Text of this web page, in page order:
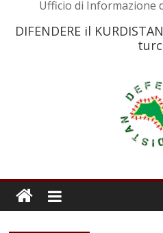
Ufficio di Informazione
DIFENDERE il